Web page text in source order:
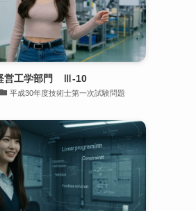
営工学部門 Ⅲ-10
平成30年度技術士第一次試験問題